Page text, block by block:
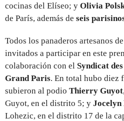
cocinas del Elíseo; y Olivia
de París, además de seis
Todos los panaderos artesanos
invitados a participar en este
colaboración con el Syndicat
Grand Paris. En total hubo diez
subieron al podio Thierry Guyot
Guyot, en el distrito 5; y Jocelyn
Lohezic, en el distrito 17 de la